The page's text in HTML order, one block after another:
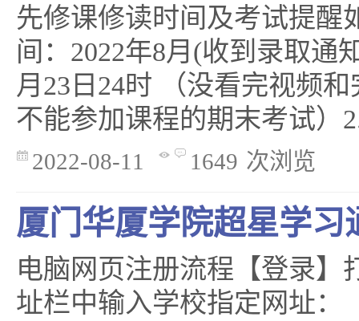
先修课修读时间及考试提醒
间：2022年8月(收到录取通
月23日24时 （没看完视频
不能参加课程的期末考试）
2022-08-11 1649 次浏览
厦门华厦学院超星学习
电脑网页注册流程【登录】
址栏中输入学校指定网址：